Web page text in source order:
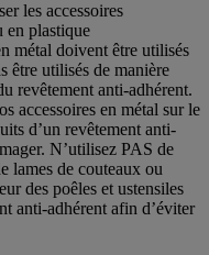
les accessoires
en plastique
métal doivent être utilisés
être utilisés de manière
revêtement anti-adhérent.
accessoires en métal sur le
d’un revêtement anti-
N’utilisez PAS de
lames de couteaux ou
des poêles et ustensiles
anti-adhérent afin d’éviter